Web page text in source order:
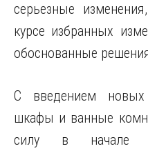
серьезные
курсе избранных
обоснованные
С введением
шкафы и ванные
силу в начале